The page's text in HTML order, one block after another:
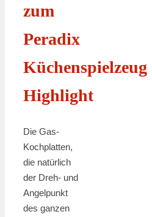
zum
Peradix
Küchenspielzeug
Highlight
Die Gas-
Kochplatten,
die natürlich
der Dreh- und
Angelpunkt
des ganzen